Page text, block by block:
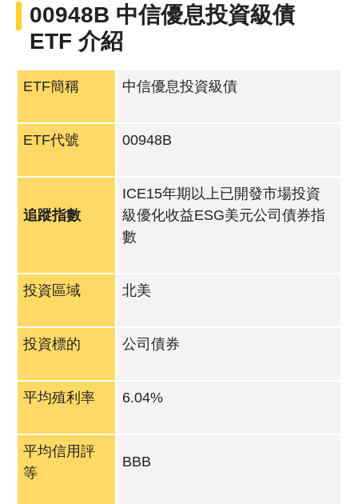
00948B 中信優息投資級債
ETF 介紹
ETF簡稱 中信優息投資級債
ETF代號 00948B
追蹤指數
ICE15年期以上已開發市場投資
級優化收益ESG美元公司債券指
數
投資區域 北美
投資標的 公司債券
平均殖利率 6.04%
平均信用評
等
BBB